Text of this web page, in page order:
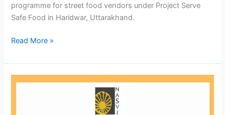
programme for street food vendors under Project Serve
Safe Food in Haridwar, Uttarakhand.
Read More »
साहस,